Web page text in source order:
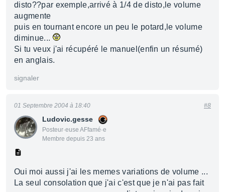
disto??par exemple,arrivé à 1/4 de disto,le volume
augmente
puis en tournant encore un peu le potard,le volume
diminue...
Si tu veux j'ai récupéré le manuel(enfin un résumé)
en anglais.
signaler
Ludovic.gesse
Posteur·euse AFfamé·e
Membre depuis 23 ans
01 Septembre 2004 à 18:40 #8
Oui moi aussi j'ai les memes variations de volume ...
La seul consolation que j'ai c'est que je n'ai pas fait